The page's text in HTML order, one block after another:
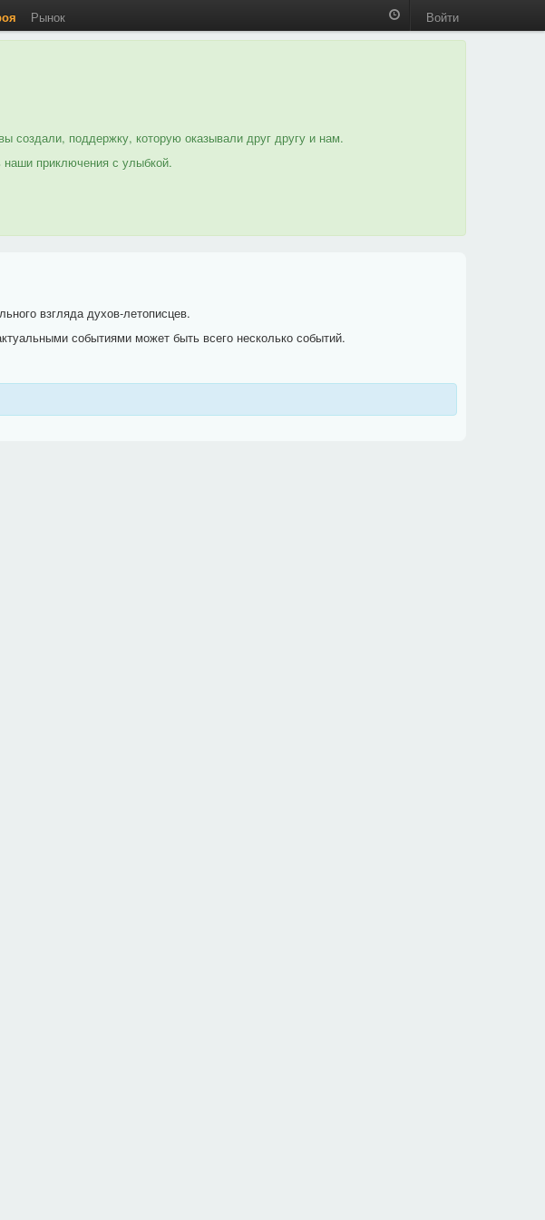
Рынок Войти
создали, поддержку, которую оказывали друг другу и нам.
приключения с улыбкой.
взгляда духов-летописцев.
событиями может быть всего несколько событий.